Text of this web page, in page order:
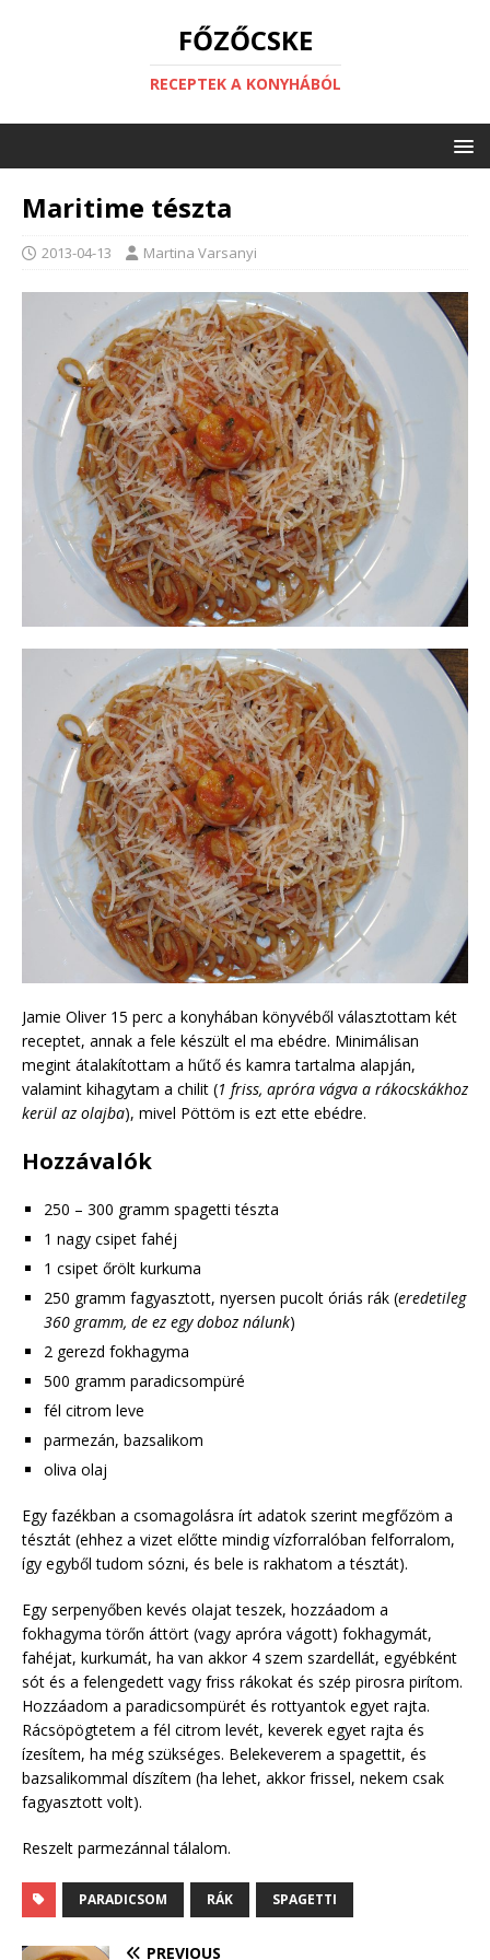
FŐZŐCSKE
RECEPTEK A KONYHÁBÓL
Maritime tészta
2013-04-13 Martina Varsanyi
Jamie Oliver 15 perc a konyhában könyvéből választottam két
receptet, annak a fele készült el ma ebédre. Minimálisan
megint átalakítottam a hűtő és kamra tartalma alapján,
valamint kihagytam a chilit (1 friss, apróra vágva a rákocskákhoz
kerül az olajba), mivel Pöttöm is ezt ette ebédre.
Hozzávalók
250 – 300 gramm spagetti tészta
1 nagy csipet fahéj
1 csipet őrölt kurkuma
250 gramm fagyasztott, nyersen pucolt óriás rák (eredetileg
360 gramm, de ez egy doboz nálunk)
2 gerezd fokhagyma
500 gramm paradicsompüré
fél citrom leve
parmezán, bazsalikom
oliva olaj
Egy fazékban a csomagolásra írt adatok szerint megfőzöm a
tésztát (ehhez a vizet előtte mindig vízforralóban felforralom,
így egyből tudom sózni, és bele is rakhatom a tésztát).
Egy serpenyőben kevés olajat teszek, hozzáadom a
fokhagyma törőn áttört (vagy apróra vágott) fokhagymát,
fahéjat, kurkumát, ha van akkor 4 szem szardellát, egyébként
sót és a felengedett vagy friss rákokat és szép pirosra pirítom.
Hozzáadom a paradicsompürét és rottyantok egyet rajta.
Rácsöpögtetem a fél citrom levét, keverek egyet rajta és
ízesítem, ha még szükséges. Belekeverem a spagettit, és
bazsalikommal díszítem (ha lehet, akkor frissel, nekem csak
fagyasztott volt).
Reszelt parmezánnal tálalom.
PARADICSOM RÁK SPAGETTI
PREVIOUS